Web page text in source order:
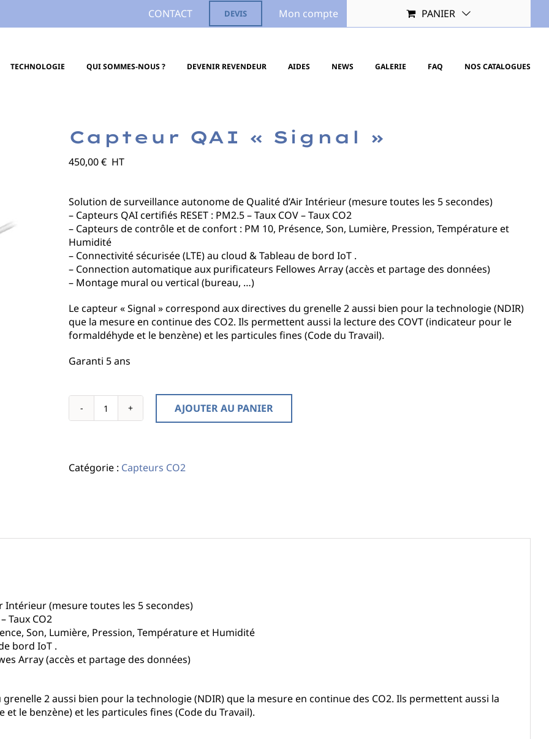
CONTACT DEVIS Mon compte PANIER
TECHNOLOGIE QUI SOMMES-NOUS ? DEVENIR REVENDEUR AIDES NEWS GALERIE FAQ NOS CATALOGUES
Capteur QAI « Signal »
450,00€ HT
Solution de surveillance autonome de Qualité d’Air Intérieur (mesure toutes les 5 secondes)
– Capteurs QAI certifiés RESET : PM2.5 – Taux COV – Taux CO2
– Capteurs de contrôle et de confort : PM 10, Présence, Son, Lumière, Pression, Température et
Humidité
– Connectivité sécurisée (LTE) au cloud & Tableau de bord IoT .
– Connection automatique aux purificateurs Fellowes Array (accès et partage des données)
– Montage mural ou vertical (bureau, …)
Le capteur « Signal » correspond aux directives du grenelle 2 aussi bien pour la technologie (NDIR)
que la mesure en continue des CO2. Ils permettent aussi la lecture des COVT (indicateur pour le
formaldéhyde et le benzène) et les particules fines (Code du Travail).
Garanti 5 ans
quantité
"Signal"
AJOUTER AU PANIER
Catégorie : Capteurs CO2
Intérieur (mesure toutes les 5 secondes)
Taux CO2
Son, Lumière, Pression, Température et Humidité
bord IoT .
Array (accès et partage des données)
2 aussi bien pour la technologie (NDIR) que la mesure en continue des CO2. Ils permettent aussi la
le benzène) et les particules fines (Code du Travail).